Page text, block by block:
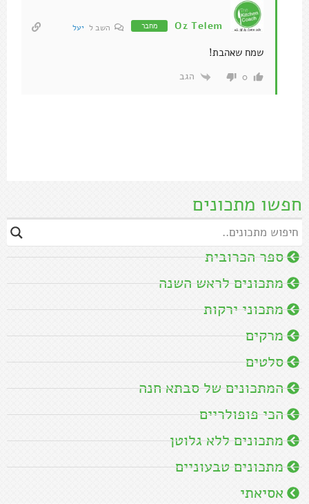
חפשו מתכונים
ספר הכרובית
מתכונים לראש השנה
מתכוני ירקות
מרקים
סלטים
המתכונים של סבתא חנה
הכי פופולריים
מתכונים ללא גלוטן
מתכונים טבעוניים
אסיאתי
Oz Telem מחבר השב ל יעל
שמח שאהבת!
0 הגב